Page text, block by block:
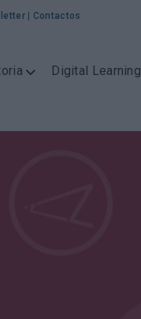
| Contactos
Digital Learning